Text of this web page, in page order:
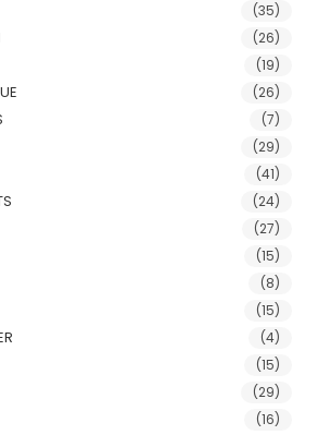
(35)
(26)
(19)
(26)
(7)
(29)
(41)
(24)
(27)
(15)
(8)
(15)
(4)
(15)
(29)
(16)